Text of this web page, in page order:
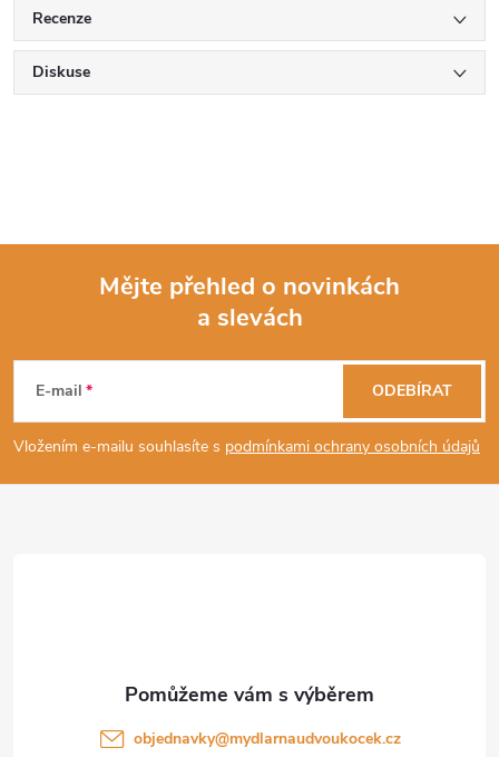
Recenze
Diskuse
p
a
Mějte přehled o novinkách
a slevách
E-mail
Vložením e-mailu souhlasíte s podmínkami ochrany osobních údajů
ODEBÍRAT
objednavky@mydlarnaudvoukocek.cz